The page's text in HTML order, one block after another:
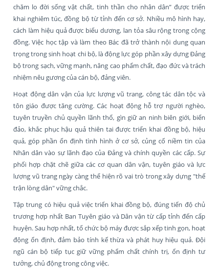
chăm lo đời sống vật chất, tinh thần cho nhân dân” được triển
khai nghiêm túc, đồng bộ từ tỉnh đến cơ sở. Nhiều mô hình hay,
cách làm hiệu quả được biểu dương, lan tỏa sâu rộng trong cộng
đồng. Việc học tập và làm theo Bác đã trở thành nội dung quan
trọng trong sinh hoạt chi bộ, là động lực góp phần xây dựng Đảng
bộ trong sạch, vững mạnh, nâng cao phẩm chất, đạo đức và trách
nhiệm nêu gương của cán bộ, đảng viên.
Hoạt động dân vận của lực lượng vũ trang, công tác dân tộc và
tôn giáo được tăng cường. Các hoạt động hỗ trợ người nghèo,
tuyên truyền chủ quyền lãnh thổ, gìn giữ an ninh biên giới, biển
đảo, khắc phục hậu quả thiên tai được triển khai đồng bộ, hiệu
quả, góp phần ổn định tình hình ở cơ sở, củng cố niềm tin của
Nhân dân vào sự lãnh đạo của Đảng và chính quyền các cấp. Sự
phối hợp chặt chẽ giữa các cơ quan dân vận, tuyên giáo và lực
lượng vũ trang ngày càng thể hiện rõ vai trò trong xây dựng "thế
trận lòng dân" vững chắc.
Tập trung có hiệu quả việc triển khai đồng bộ, đúng tiến độ chủ
trương hợp nhất Ban Tuyên giáo và Dân vận từ cấp tỉnh đến cấp
huyện. Sau hợp nhất, tổ chức bộ máy được sắp xếp tinh gọn, hoạt
động ổn định, đảm bảo tính kế thừa và phát huy hiệu quả. Đội
ngũ cán bộ tiếp tục giữ vững phẩm chất chính trị, ổn định tư
tưởng, chủ động trong công việc.